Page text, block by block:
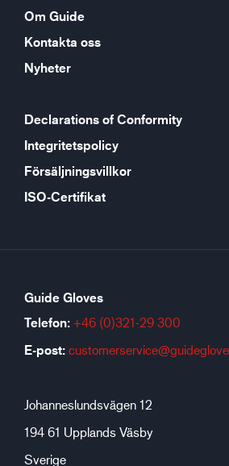
Om Guide
Kontakta oss
Nyheter
Declarations of Conformity
Integritetspolicy
Försäljningsvillkor
ISO-Certifikat
Guide Gloves
Telefon: +46 (0)321-29 300
E-post:
Johanneslundsvägen 12
194 61 Upplands Väsby
Sverige